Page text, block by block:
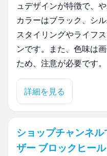
ュデザインが特徴で、
カラーはブラック、シ
スタイリングやライフ
ンです。また、色味は
ため、注意が必要です。
詳細を見る
ショップチャンネ
ザー ブロックヒー